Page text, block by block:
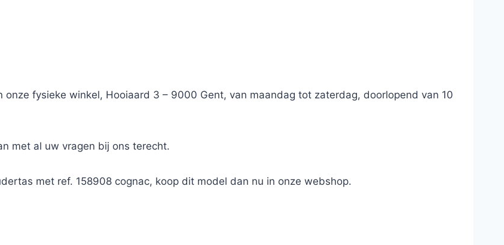
fysieke winkel, Hooiaard 3 – 9000 Gent, van maandag tot zaterdag, doorlopend van 10
met al uw vragen bij ons terecht.
met ref. 158908 cognac, koop dit model dan nu in onze webshop.